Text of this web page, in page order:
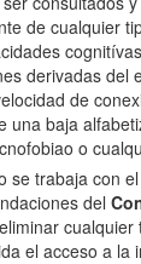
de cualquier
derivadas del
de
una baja
o
se trabaja con
del
el acceso a la